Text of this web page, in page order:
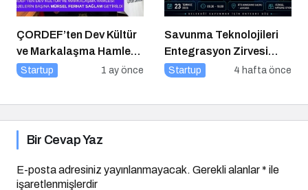
ÇORDEF’ten Dev Kültür
ve Markalaşma Hamlesi:
Projelerin Başına Mürsel
Startup 1 ay önce
Savunma Teknolojileri
Entegrasyon Zirvesi
Ankara’da
Startup 4 hafta önce
Bir Cevap Yaz
E-posta adresiniz yayınlanmayacak. Gerekli alanlar* ile
işaretlenmişlerdir